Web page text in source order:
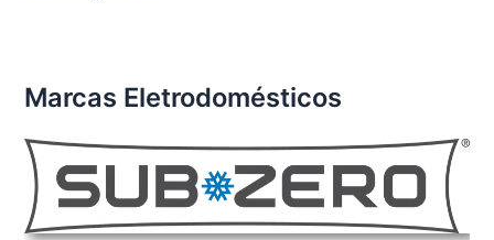
Marcas Eletrodomésticos